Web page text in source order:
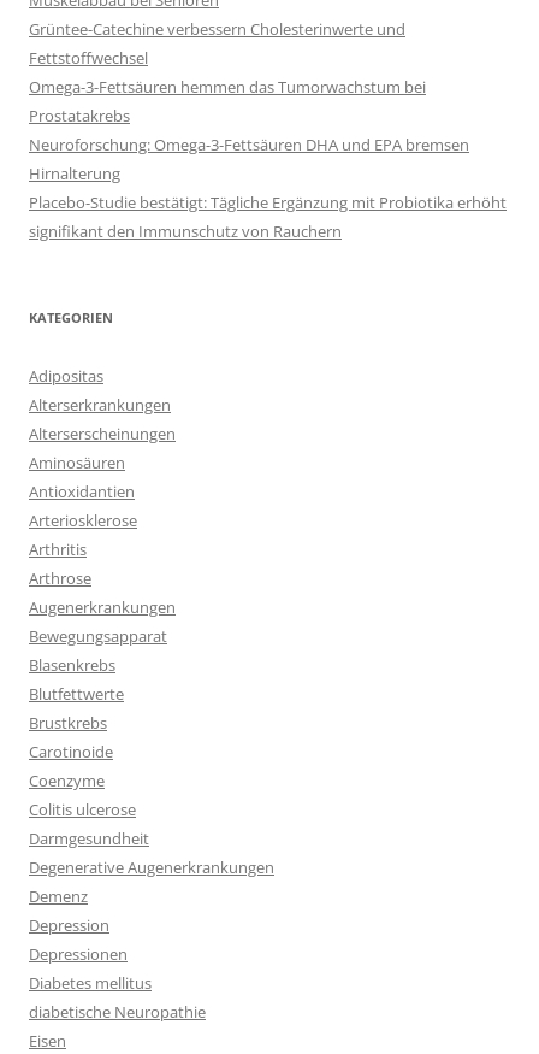
Grüntee-Catechine verbessern Cholesterinwerte und
Fettstoffwechsel
Omega-3-Fettsäuren hemmen das Tumorwachstum bei
Prostatakrebs
Neuroforschung: Omega-3-Fettsäuren DHA und EPA bremsen
Hirnalterung
Placebo-Studie bestätigt: Tägliche Ergänzung mit Probiotika erhöht
signifikant den Immunschutz von Rauchern
KATEGORIEN
Adipositas
Alterserkrankungen
Alterserscheinungen
Aminosäuren
Antioxidantien
Arteriosklerose
Arthritis
Arthrose
Augenerkrankungen
Bewegungsapparat
Blasenkrebs
Blutfettwerte
Brustkrebs
Carotinoide
Coenzyme
Colitis ulcerose
Darmgesundheit
Degenerative Augenerkrankungen
Demenz
Depression
Depressionen
Diabetes mellitus
diabetische Neuropathie
Eisen